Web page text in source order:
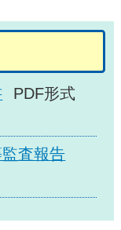
PDF形式
査報告